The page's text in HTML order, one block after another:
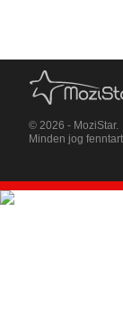
© 2026 - MoziStar.
Minden jog